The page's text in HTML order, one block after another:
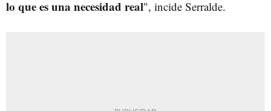
lo que es una necesidad real", incide Serralde.